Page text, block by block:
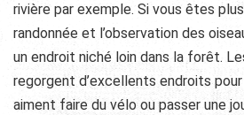
rivière par exemple. Si vous êtes
randonnée et l’observation des
un endroit niché loin dans la forêt.
regorgent d’excellents endroits
aiment faire du vélo ou passer une